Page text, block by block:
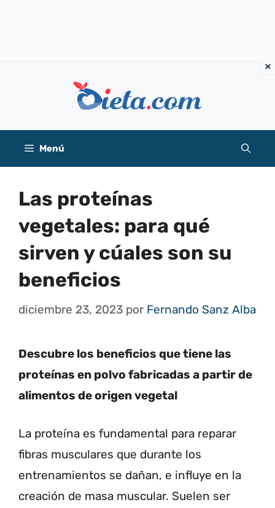
Menú
Las proteínas
vegetales: para qué
sirven y cúales son su
beneficios
diciembre 23, 2023 por Fernando Sanz Alba
Descubre los beneficios que tiene las
proteínas en polvo fabricadas a partir de
alimentos de origen vegetal
La proteína es fundamental para reparar
fibras musculares que durante los
entrenamientos se dañan, e influye en la
creación de masa muscular. Suelen ser